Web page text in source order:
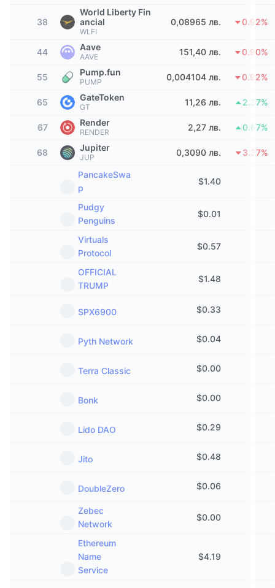
Набиращи популярност
Крипто
Политика
Спорт
Финанси
Технологии
Обща NFT статистика
Предстоящи продажби
Крипто ETF-и
Борсово търгувани фондове на Биткойн
Борсово търгувани фондове на Етериум
Технически анализ
Преглед
CMC MCP
x402
Научете повече
Новини
Academy
Изследвания
Терминологичен речник
Airdrop събития
Диамантени награди
38
World Liberty Fin
ancial
WLFI
0,08965 лв. 0.92%
44 Aave
AAVE 151,40 лв. 0.90%
55 Pump.fun
PUMP 0,004104 лв. 0.92%
65 GateToken
GT 11,26 лв. 2.37%
67 Render
RENDER 2,27 лв. 0.67%
68 Jupiter
JUP 0,3090 лв. 3.37%
PancakeSwa
p
$1.40
Pudgy
Penguins
$0.01
Virtuals
Protocol
$0.57
OFFICIAL
TRUMP
$1.48
SPX6900 $0.33
Pyth Network $0.04
Terra Classic $0.00
Bonk $0.00
Lido DAO $0.29
Jito $0.48
DoubleZero $0.06
Zebec
Network
$0.00
Ethereum
Name
Service
$4.19